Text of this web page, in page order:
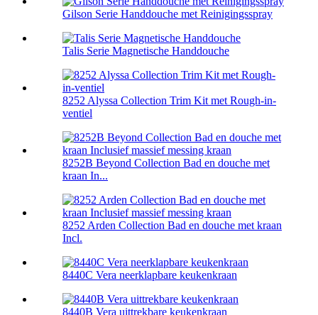
Gilson Serie Handdouche met Reinigingsspray
Talis Serie Magnetische Handdouche
8252 Alyssa Collection Trim Kit met Rough-in-
ventiel
8252B Beyond Collection Bad en douche met
kraan In...
8252 Arden Collection Bad en douche met kraan
Incl.
8440C Vera neerklapbare keukenkraan
8440B Vera uittrekbare keukenkraan